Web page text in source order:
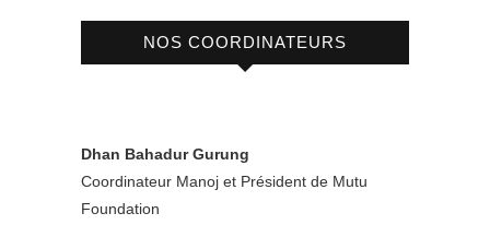
NOS COORDINATEURS
Dhan Bahadur Gurung
Coordinateur Manoj et Président de Mutu
Foundation